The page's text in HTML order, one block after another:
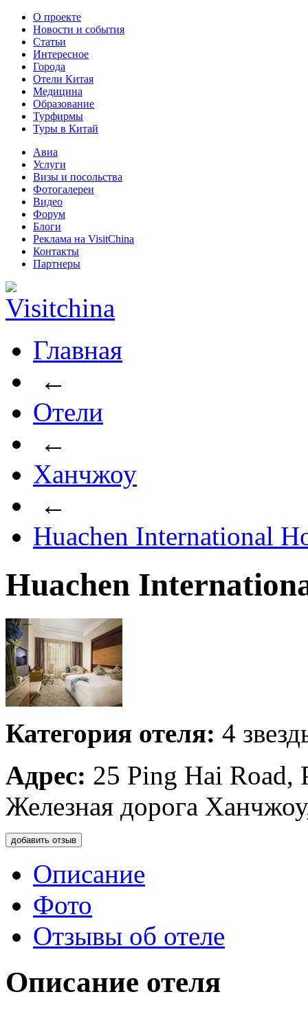
О проекте
Новости и события
Статьи
Интересное
Города
Отели Китая
Медицина
Образование
Турфирмы
Туры в Китай
Авиа
Услуги
Визы и посольства
Фотогалереи
Видео
Форум
Блоги
Реклама на VisitChina
Контакты
Партнеры
Главная
←
Отели
←
Ханчжоу
←
Huachen International
Huachen
Категория отеля: 4
Адрес: 25 Ping Hai Road,
Железная дорога
добавить отзыв
Описание
Фото
Отзывы об отеле
Описание отеля